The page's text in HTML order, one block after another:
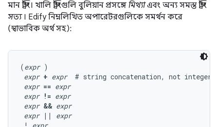
মান স্ট্রিং। খালি স্ট্রিংগুলি বুলিয়ান প্রসঙ্গে মিথ্যাএবং অন্য সমস্ত স্ট্রিং
সত্য। Edify নিম্নলিখিত অপারেটরগুলিকে সমর্থন করে
(স্বাভাবিক অর্থ সহ):
(expr )
expr + expr
# string concatenation, not integer
expr == expr
expr != expr
expr && expr
expr ||
expr